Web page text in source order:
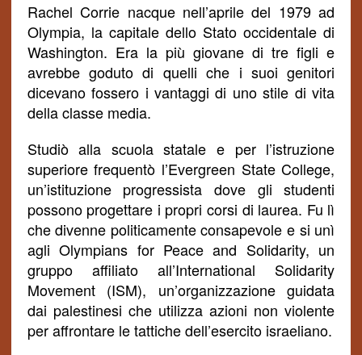
Rachel Corrie nacquenell’aprile del 1979 ad
Olympia, la capitale dello Stato occidentale di
Washington. Era la più giovane di tre figli e
avrebbe goduto di quelli che i suoi genitori
dicevano fossero i vantaggi di uno stile di vita
della classe media.
Studiò alla scuola statale e per l’istruzione
superiorefrequentò l’Evergreen State College,
un’istituzione progressista dove gli studenti
possono progettare i propri corsi di laurea. Fu lì
che divenne politicamente consapevole e si unì
agli Olympians for Peace and Solidarity, un
gruppo affiliato all’International Solidarity
Movement (ISM), un’organizzazione guidata
dai palestinesi che utilizza azioni non violente
per affrontare le tattiche dell’esercito israeliano.